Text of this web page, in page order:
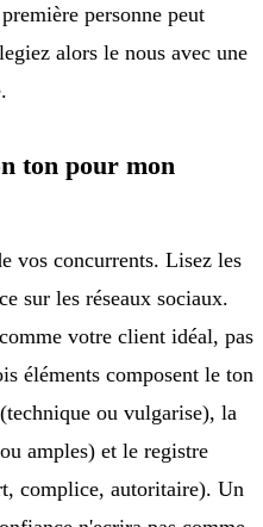
personne peut
alors le nous avec une
ton pour mon
vos concurrents. Lisez les
sur les réseaux sociaux.
votre client idéal, pas
éléments composent le ton
ou vulgarise), la
amples) et le registre
complice, autoritaire). Un